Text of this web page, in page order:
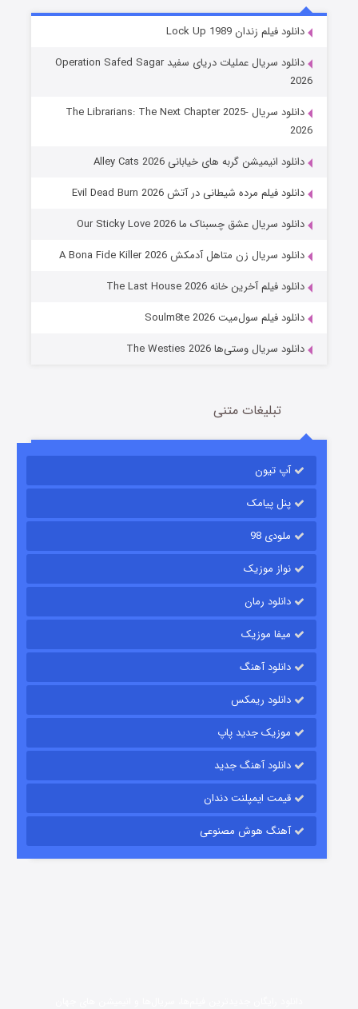
شوهر
عملیات آپارتمان
قسمت2 (زیرنویس) منتشر شد
قسمت
شوگر فصل ۲
دانلود فیلم زندان Lock Up 1989
دانلود سریال عملیات دریای سفید Operation Safed Sagar
2026
دانلود سریال The Librarians: The Next Chapter 2025-
2026
دانلود انیمیشن گربه های خیابانی Alley Cats 2026
دانلود فیلم مرده شیطانی در آتش Evil Dead Burn 2026
دانلود سریال عشق چسبناک ما Our Sticky Love 2026
دانلود سریال زن متاهل آدمکش A Bona Fide Killer 2026
دانلود فیلم آخرین خانه The Last House 2026
دانلود فیلم سول‌میت Soulm8te 2026
دانلود سریال وستی‌ها The Westies 2026
تبلیغات متنی
آپ تیون
پنل پیامک
ملودی 98
نواز موزیک
دانلود رمان
میفا موزیک
دانلود آهنگ
دانلود ریمکس
موزیک جدید پاپ
دانلود آهنگ جدید
قیمت ایمپلنت دندان
آهنگ هوش مصنوعی